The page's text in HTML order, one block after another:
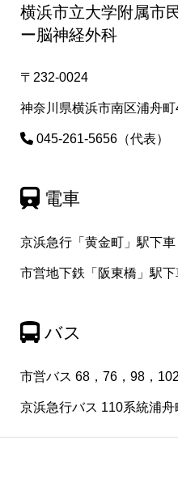
横浜市立大学附属市
ー脳神経外科
〒232-0024
神奈川県横浜市南区浦舟
045-261-5656（代表）
電車
京浜急行「黄金町」駅下
市営地下鉄「阪東橋」駅
バス
市営バス 68，76，98，
京浜急行バス 110系統浦舟